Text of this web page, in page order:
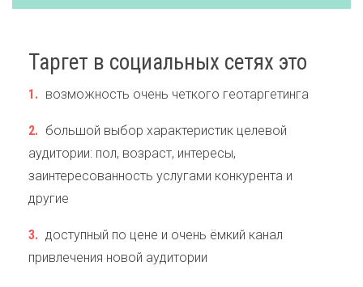
возможность очень четкого геотаргетинга
большой выбор характеристик целевой
аудитории: пол, возраст, интересы,
заинтересованность услугами конкурента и
другие
доступный по цене и очень ёмкий канал
привлечения новой аудитории
Таргет в социальных сетях это